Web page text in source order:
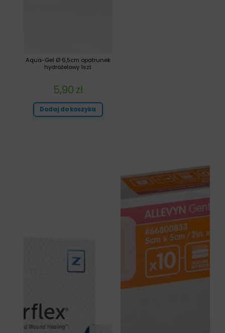
Aqua-Gel Ø 6,5cm opatrunek
hydrożelowy 1szt
5,90 zł
Dodaj do koszyka